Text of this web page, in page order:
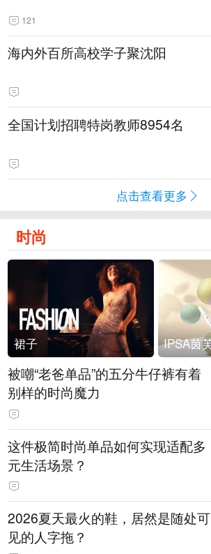
121
海内外百所高校学子聚沈阳
全国计划招聘特岗教师8954名
点击查看更多
时尚
裙子
被嘲“老爸单品”的五分牛仔裤有着
别样的时尚魔力
这件极简时尚单品如何实现适配多
元生活场景？
2026夏天最火的鞋，居然是随处可
见的人字拖？